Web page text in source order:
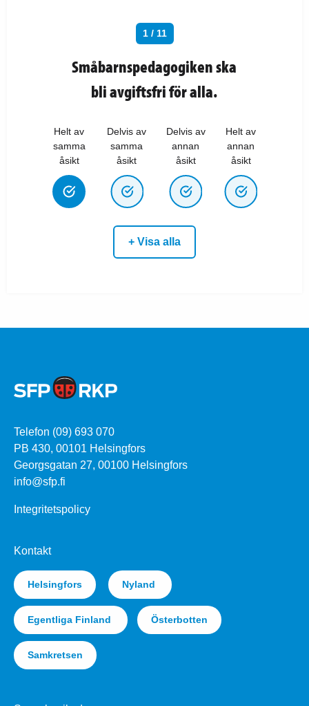
1 / 11
Småbarnspedagogiken ska
bli avgiftsfri för alla.
Helt av
samma
åsikt
Delvis av
samma
åsikt
Delvis av
annan
åsikt
Helt av
annan
åsikt
+ Visa alla
Telefon (09) 693 070
PB 430, 00101 Helsingfors
Georgsgatan 27, 00100 Helsingfors
info@sfp.fi
Integritetspolicy
Kontakt
Helsingfors Nyland
Egentliga Finland Österbotten
Samkretsen